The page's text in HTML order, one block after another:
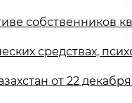
собственников
средствах,
от 22